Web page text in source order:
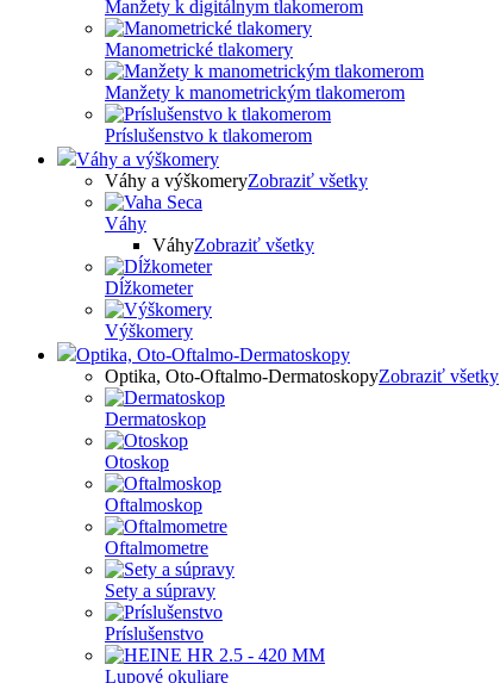
Manžety k digitálnym tlakomerom
Manometrické tlakomery
Manžety k manometrickým tlakomerom
Príslušenstvo k tlakomerom
Váhy a výškomery
Váhy a výškomeryZobraziť všetky
Váhy
VáhyZobraziť všetky
Dĺžkometer
Výškomery
Optika, Oto-Oftalmo-Dermatoskopy
Optika, Oto-Oftalmo-DermatoskopyZobraziť všetky
Dermatoskop
Otoskop
Oftalmoskop
Oftalmometre
Sety a súpravy
Príslušenstvo
Lupové okuliare